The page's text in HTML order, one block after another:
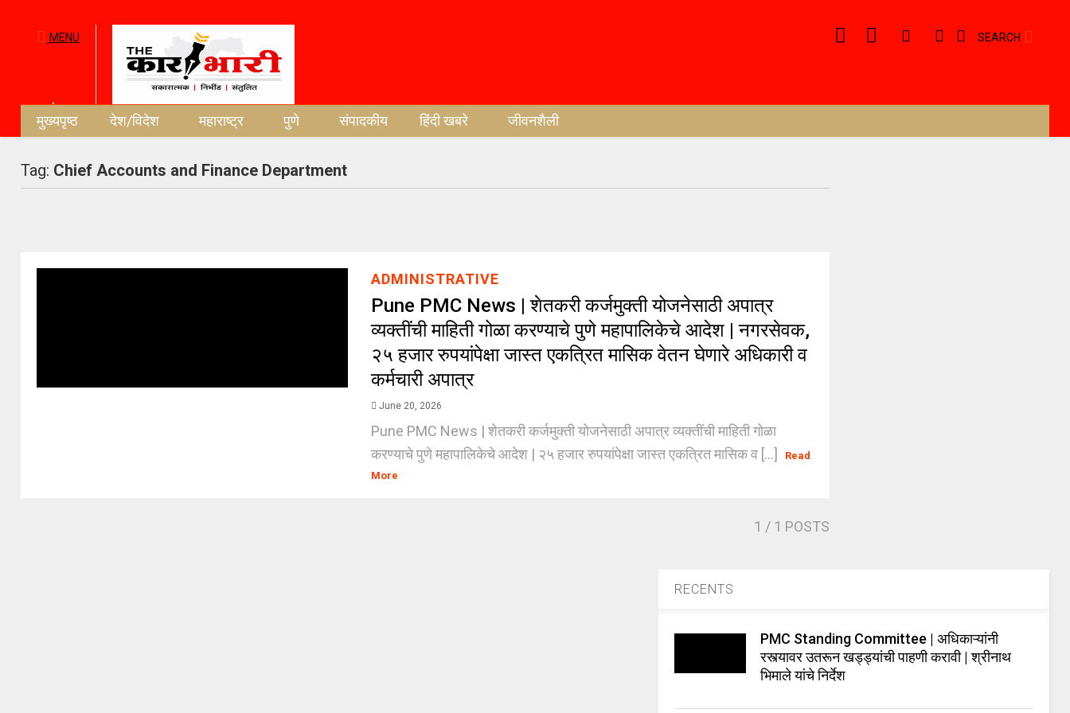
MENU SEARCH
मुख्यपृष्ठ देश/विदेश महाराष्ट्र पुणे संपादकीय हिंदी खबरे जीवनशैली
Tag: Chief Accounts and Finance Department
ADMINISTRATIVE
Pune PMC News | शेतकरी कर्जमुक्ती योजनेसाठी अपात्र
व्यक्तींची माहिती गोळा करण्याचे पुणे महापालिकेचे आदेश | नगरसेवक,
२५ हजार रुपयांपेक्षा जास्त एकत्रित मासिक वेतन घेणारे अधिकारी व
कर्मचारी अपात्र
June 20, 2026
Pune PMC News | शेतकरी कर्जमुक्ती योजनेसाठी अपात्र व्यक्तींची माहिती गोळा
करण्याचे पुणे महापालिकेचे आदेश | २५ हजार रुपयांपेक्षा जास्त एकत्रित मासिक व [...]
Read
More
1 / 1 POSTS
RECENTS
PMC Standing Committee | अधिकाऱ्यांनी
रस्त्यावर उतरून खड्ड्यांची पाहणी करावी | श्रीनाथ
भिमाले यांचे निर्देश